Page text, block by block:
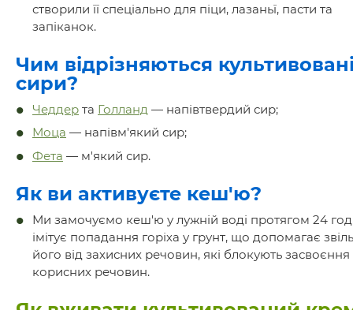
створили її спеціально для піци, лазаньї, пасти та
запіканок.
Чим відрізняються
сири?
Чеддер та Голланд — напівтвердий сир;
Моца — напівм'який сир;
Фета — м'який сир.
Як ви активуєте кеш'ю?
Ми замочуємо кеш'ю у лужній воді протягом 24
імітує попадання горіха у грунт, що допомагає
його від захисних речовин, які блокують засвоєння
корисних речовин.